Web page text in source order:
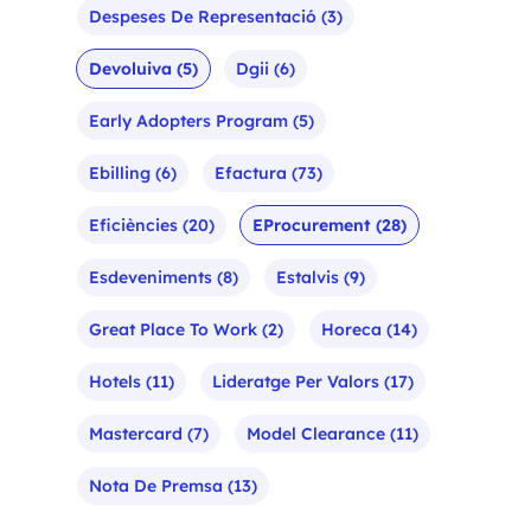
Despeses De Representació (3)
Devoluiva (5) Dgii (6)
Early Adopters Program (5)
Ebilling (6) Efactura (73)
Eficiències (20) EProcurement (28)
Esdeveniments (8) Estalvis (9)
Great Place To Work (2) Horeca (14)
Hotels (11) Lideratge Per Valors (17)
Mastercard (7) Model Clearance (11)
Nota De Premsa (13)